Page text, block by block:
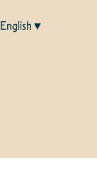
English▼